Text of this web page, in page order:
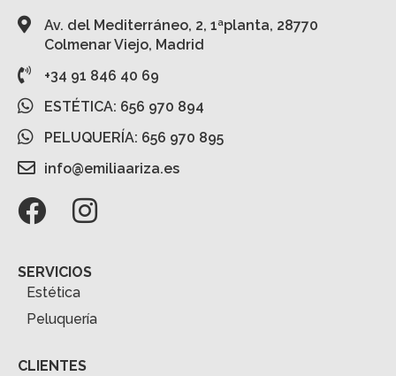
Av. del Mediterráneo, 2, 1ªplanta, 28770
Colmenar Viejo, Madrid
+34 91 846 40 69
ESTÉTICA: 656 970 894
PELUQUERÍA: 656 970 895
info@emiliaariza.es
SERVICIOS
Estética
Peluquería
CLIENTES